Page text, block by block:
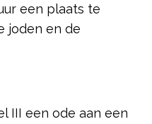
een plaats te
joden en de
III een ode aan een